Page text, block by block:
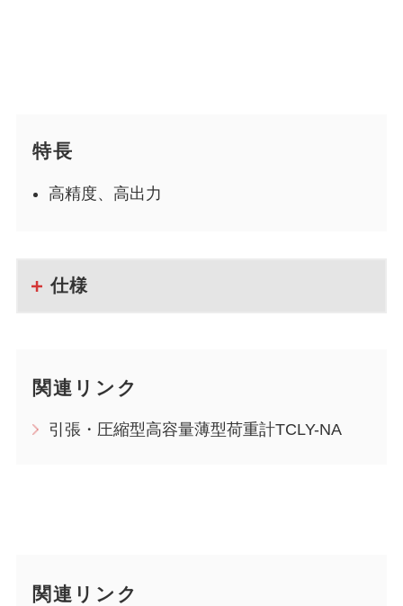
特長
高精度、高出力
仕様
関連リンク
引張・圧縮型高容量薄型荷重計TCLY-NA
関連リンク